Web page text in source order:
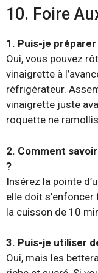
10. Foire
1. Puis-je préparer
Oui, vous pouvez
vinaigrette à
réfrigérateur.
vinaigrette juste
roquette ne
2. Comment
?
Insérez la pointe
elle doit
la cuisson de 10
3. Puis-je utiliser
Oui, mais les